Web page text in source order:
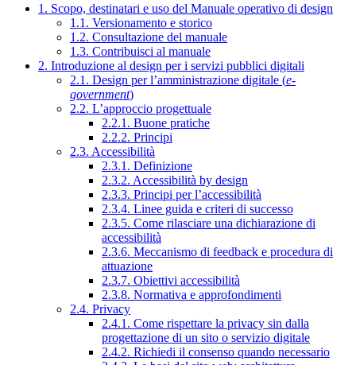
1. Scopo, destinatari e uso del Manuale operativo di design
1.1. Versionamento e storico
1.2. Consultazione del manuale
1.3. Contribuisci al manuale
2. Introduzione al design per i servizi pubblici digitali
2.1. Design per l’amministrazione digitale (e-
government)
2.2. L’approccio progettuale
2.2.1. Buone pratiche
2.2.2. Principi
2.3. Accessibilità
2.3.1. Definizione
2.3.2. Accessibilità by design
2.3.3. Principi per l’accessibilità
2.3.4. Linee guida e criteri di successo
2.3.5. Come rilasciare una dichiarazione di
accessibilità
2.3.6. Meccanismo di feedback e procedura di
attuazione
2.3.7. Obiettivi accessibilità
2.3.8. Normativa e approfondimenti
2.4. Privacy
2.4.1. Come rispettare la privacy sin dalla
progettazione di un sito o servizio digitale
2.4.2. Richiedi il consenso quando necessario